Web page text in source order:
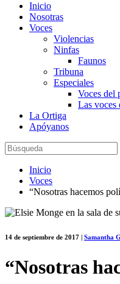
Inicio
Nosotras
Voces
Violencias
Ninfas
Faunos
Tribuna
Especiales
Voces del
Las voces
La Ortiga
Apóyanos
Inicio
Voces
“Nosotras hacemos
14 de septiembre de 2017 | Samantha
“Nosotras